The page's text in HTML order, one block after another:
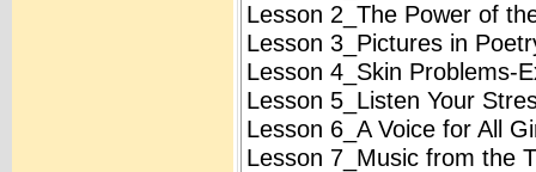
Lesson 2_The Power of
Lesson 3_Pictures in
Lesson 4_Skin Problems-
Lesson 5_Listen Your
Lesson 6_A Voice for All
Lesson 7_Music from the